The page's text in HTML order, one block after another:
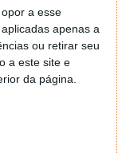
a esse
apenas a
ou retirar seu
a este site e
da página.